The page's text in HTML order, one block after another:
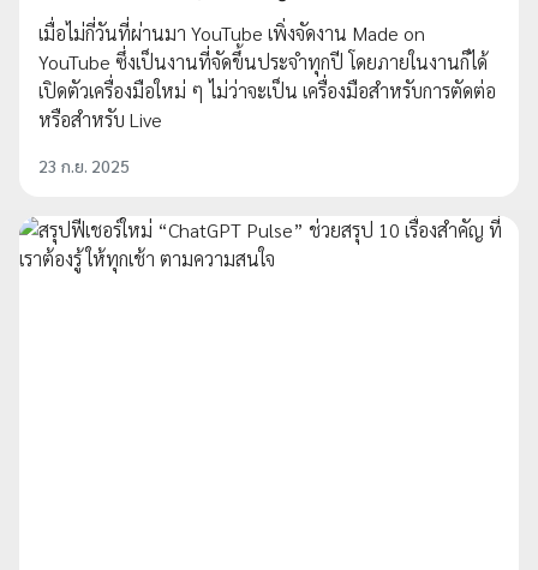
เมื่อไม่กี่วันที่ผ่านมา YouTube เพิ่งจัดงาน Made on
YouTube ซึ่งเป็นงานที่จัดขึ้นประจำทุกปี โดยภายในงานก็ได้
เปิดตัวเครื่องมือใหม่ ๆ ไม่ว่าจะเป็น เครื่องมือสำหรับการตัดต่อ
หรือสำหรับ Live
23 ก.ย. 2025